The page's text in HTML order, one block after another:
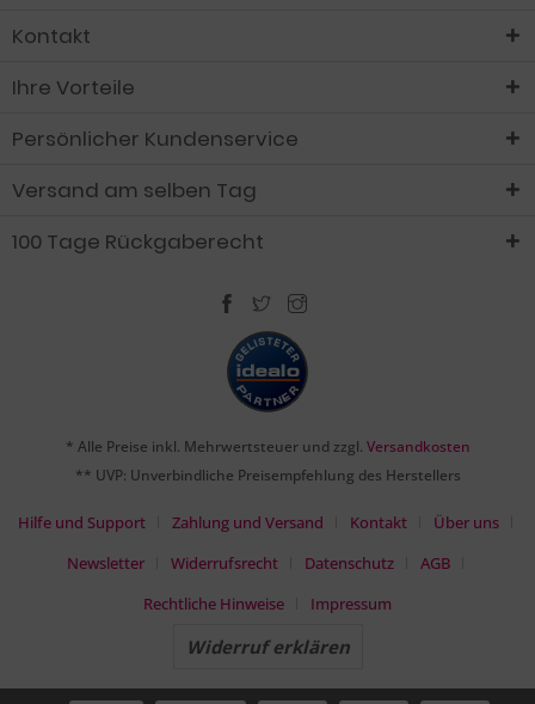
Kontakt
Ihre Vorteile
Persönlicher Kundenservice
Versand am selben Tag
100 Tage Rückgaberecht
* Alle Preise inkl. Mehrwertsteuer und zzgl. Versandkosten
** UVP: Unverbindliche Preisempfehlung des Herstellers
Hilfe und Support Zahlung und Versand Kontakt
Über uns
Newsletter
Widerrufsrecht Datenschutz
AGB
Rechtliche Hinweise
Impressum
Widerruf erklären